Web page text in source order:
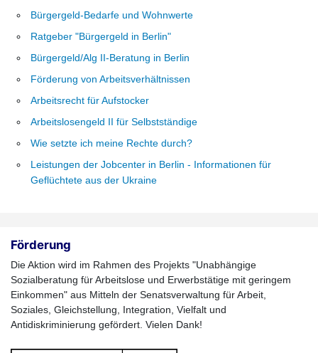
Bürgergeld-Bedarfe und Wohnwerte
Ratgeber "Bürgergeld in Berlin"
Bürgergeld/Alg II-Beratung in Berlin
Förderung von Arbeitsverhältnissen
Arbeitsrecht für Aufstocker
Arbeitslosengeld II für Selbstständige
Wie setzte ich meine Rechte durch?
Leistungen der Jobcenter in Berlin - Informationen für
Geflüchtete aus der Ukraine
Förderung
Die Aktion wird im Rahmen des Projekts "Unabhängige
Sozialberatung für Arbeitslose und Erwerbstätige mit geringem
Einkommen" aus Mitteln der Senatsverwaltung für Arbeit,
Soziales, Gleichstellung, Integration, Vielfalt und
Antidiskriminierung gefördert. Vielen Dank!